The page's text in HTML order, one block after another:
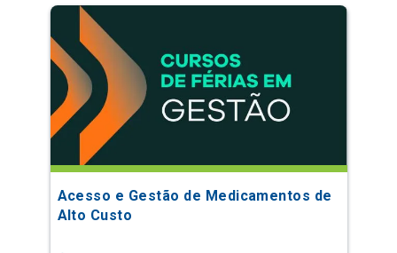
Acesso e Gestão de Medicamentos de
Alto Custo